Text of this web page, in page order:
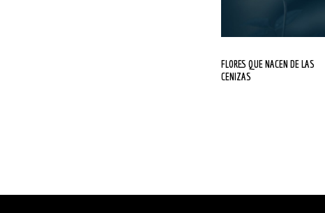
FLORES QUE NACEN DE LAS
CENIZAS